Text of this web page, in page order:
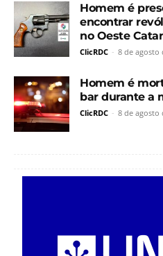
Homem é
encontrar
no Oeste
ClicRDC - 8 de agosto
Homem é
bar durante a
ClicRDC - 8 de agosto